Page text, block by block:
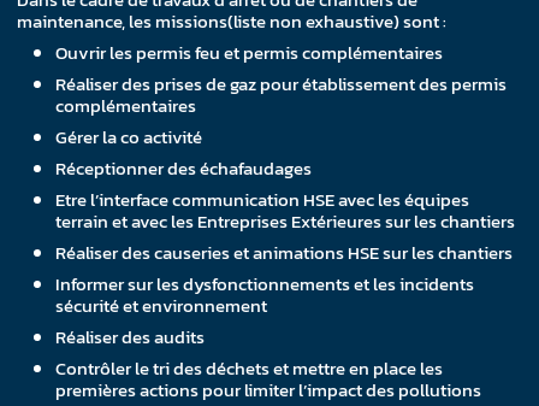
maintenance, les missions(liste non exhaustive) sont :
Ouvrir les permis feu et permis complémentaires
Réaliser des prises de gaz pour établissement des permis
complémentaires
Gérer la co activité
Réceptionner des échafaudages
Etre l’interface communication HSE avec les équipes
terrain et avec les Entreprises Extérieures sur les chantiers
Réaliser des causeries et animations HSE sur les chantiers
Informer sur les dysfonctionnements et les incidents
sécurité et environnement
Réaliser des audits
Contrôler le tri des déchets et mettre en place les
premières actions pour limiter l’impact des pollutions